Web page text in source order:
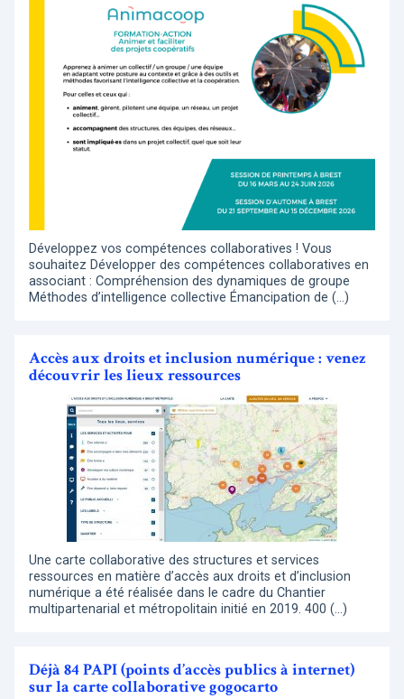
Développez vos compétences collaboratives ! Vous
souhaitez Développer des compétences collaboratives en
associant : Compréhension des dynamiques de groupe
Méthodes d’intelligence collective Émancipation de (…)
Accès aux droits et inclusion numérique : venez
découvrir les lieux ressources
Une carte collaborative des structures et services
ressources en matière d’accès aux droits et d’inclusion
numérique a été réalisée dans le cadre du Chantier
multipartenarial et métropolitain initié en 2019. 400 (…)
Déjà 84 PAPI (points d’accès publics à internet)
sur la carte collaborative gogocarto